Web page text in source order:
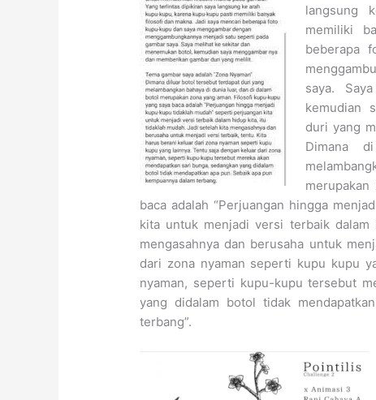
langsung
memiliki
beberapa
saya.
kemudian
duri yang
Dimana
baca adalah “Perjuangan hingga
kita untuk menjadi versi terbaik
mengasahnya dan berusaha untuk
dari zona nyaman seperti kupu kupu
nyaman, seperti kupu-kupu tersebut
yang didalam botol tidak
terbang”.